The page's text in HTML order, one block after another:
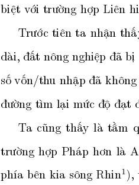
biệt với trường hợp Liên
Trước tiên ta nhận
dài, đất nông nghiệp đã bị
số vốn/thu nhập đã không
đường tìm lại mức độ đạt
Ta cũng thấy là tầm
trường hợp Pháp hơn là
phía bên kia sông Rhin ),